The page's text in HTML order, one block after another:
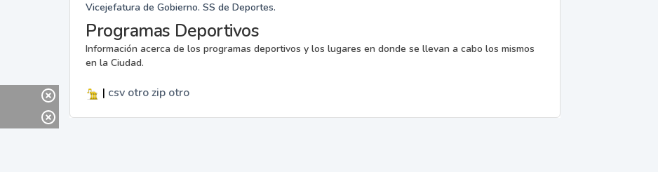
Vicejefatura de Gobierno. SS de Deportes.
Programas Deportivos
Información acerca de los programas deportivos y los lugares en donde se llevan a cabo los mismos
en la Ciudad.
| csv otrozip otro